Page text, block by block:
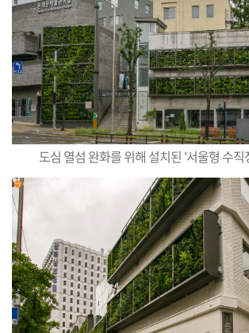
도심 열섬 완화를 위해 설치된 '서울형 수